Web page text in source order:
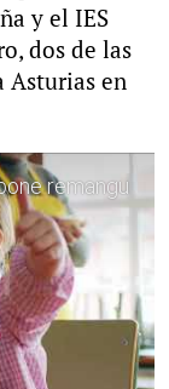
y el IES
dos de las
Asturias en
remangu